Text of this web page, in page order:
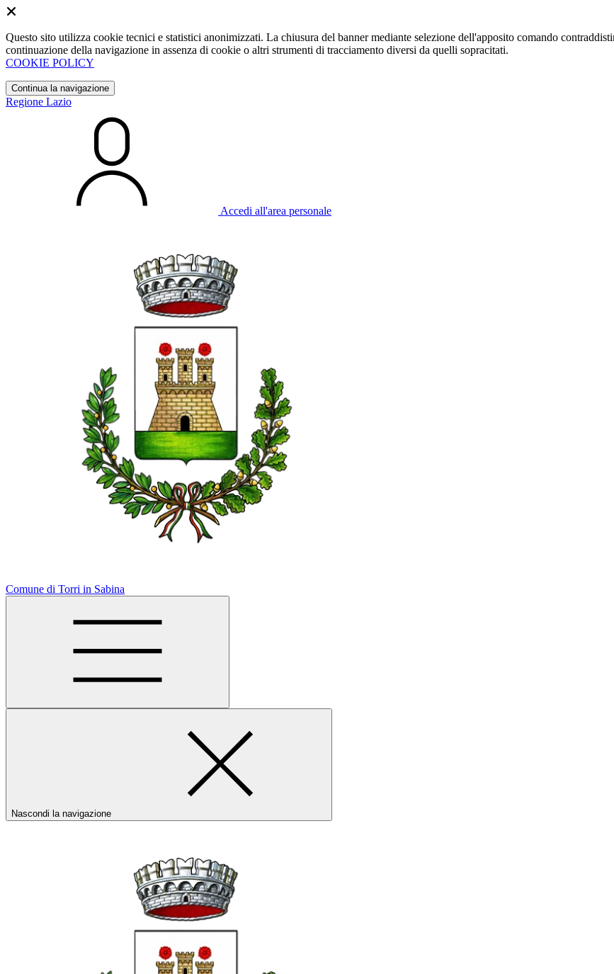
Questo sito utilizza cookie tecnici e statistici anonimizzati. La chiusura del banner mediante selezione dell'apposito comando
continuazione della navigazione in assenza di cookie o altri strumenti di tracciamento diversi da quelli sopracitati.
COOKIE POLICY
Continua la navigazione
Regione Lazio
Accedi all'area personale
Comune di Torri in Sabina
Nascondi la navigazione